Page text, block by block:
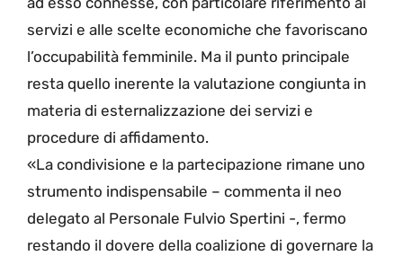
servizi e alle scelte economiche che favoriscano
l’occupabilità femminile. Ma il punto principale
resta quello inerente la valutazione congiunta in
materia di esternalizzazione dei servizi e
procedure di affidamento.
«La condivisione e la partecipazione rimane uno
strumento indispensabile – commenta il neo
delegato al Personale Fulvio Spertini -, fermo
restando il dovere della coalizione di governare la